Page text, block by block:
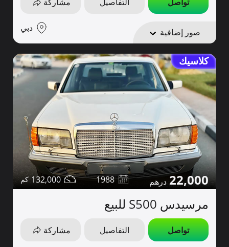
صور إضافية دبي
كلاسيك
22,000
1988
132,000
مرسيدس S500 للبيع
تواصل التفاصيل مشاركة